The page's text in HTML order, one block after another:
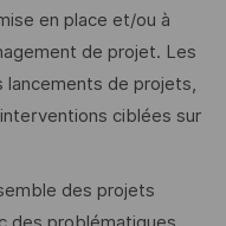
en place et/ou à
de projet. Les
de projets,
ciblées sur
des projets